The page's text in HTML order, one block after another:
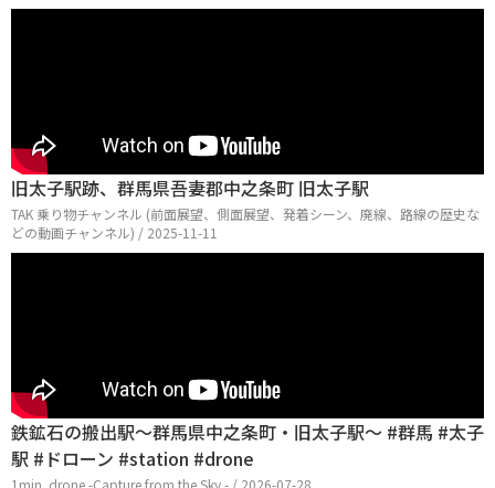
旧太子駅跡、群馬県吾妻郡中之条町 旧太子駅
TAK 乗り物チャンネル (前面展望、側面展望、発着シーン、廃線、路線の歴史な
どの動画チャンネル) / 2025-11-11
鉄鉱石の搬出駅～群馬県中之条町・旧太子駅～ #群馬 #太子
駅 #ドローン #station #drone